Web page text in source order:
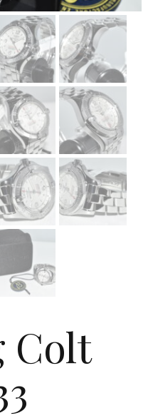
Colt